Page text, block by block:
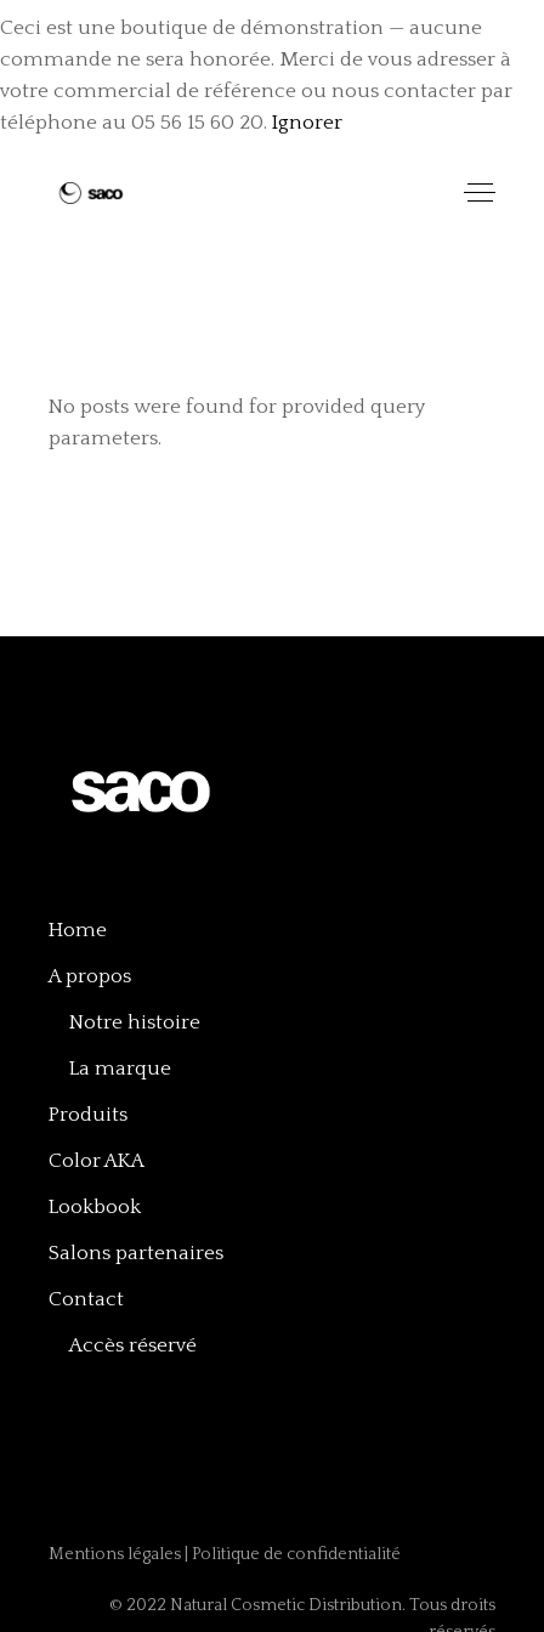
Ceci est une boutique de démonstration — aucune
commande ne sera honorée. Merci de vous adresser à
votre commercial de référence ou nous contacter par
téléphone au 05 56 15 60 20. Ignorer
No posts were found for provided query
parameters.
Home
A propos
Notre histoire
La marque
Produits
Color AKA
Lookbook
Salons partenaires
Contact
Accès réservé
Mentions légales Politique de confidentialité
© 2022 Natural Cosmetic Distribution. Tous droits